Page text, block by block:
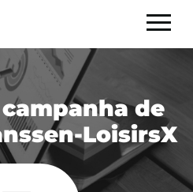
de
LoisirsX